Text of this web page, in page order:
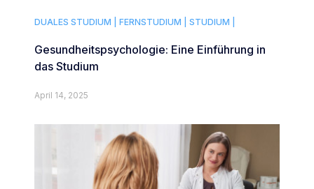
DUALES STUDIUM | FERNSTUDIUM | STUDIUM |
Gesundheitspsychologie: Eine Einführung in
das Studium
April 14, 2025